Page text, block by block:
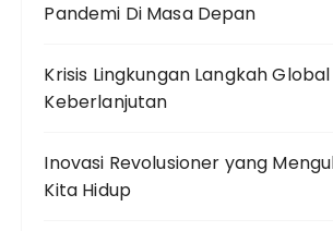
Pandemi Di Masa Depan
Krisis Lingkungan Langkah
Keberlanjutan
Inovasi Revolusioner yang
Kita Hidup